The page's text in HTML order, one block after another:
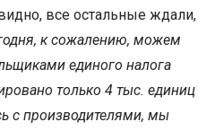
все остальные ждали,
к сожалению, можем
единого налога
только 4 тыс. единиц
с производителями, мы